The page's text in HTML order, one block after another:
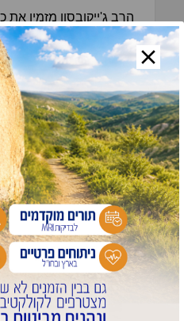
הרב ג'ייקובסון מזמין
באתגר חשוב זה, ומוסיף
שנותנת הזדמנות לכל
תורת החסידות, לנסות
המשמעות של חיים בדרך
ולאורה אנו צועדים,
מכובדת. זו דרך נוספת
רצון רבותינו להפיץ את
כשמאמרים אלו
רבבות אנשים ויעוררו
הנכונה. כמובן, שהפרס
ל'יפוצו מעיינותיך חוצה'
והתגלות משיח צדקנו
להצטרפות אל התחרות,
וכללים של התחרות,
המיוחד:contest
לקבלת חומר נוסף